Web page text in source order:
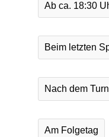
Ab ca. 18:30
Beim letzten
Nach dem
Am Folgetag